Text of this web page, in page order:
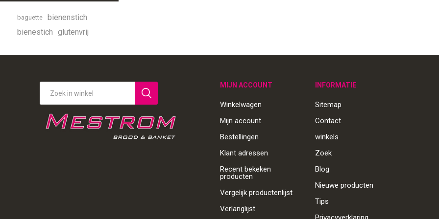
baguette
bienenstich
bienestich glutenvrij
MIJN ACCOUNT
Winkelwagen
Mijn account
Bestellingen
Klant adressen
Recent bekeken
producten
Vergelijk productenlijst
Verlanglijst
INFORMATIE
Sitemap
Contact
winkels
Zoek
Blog
Nieuwe producten
Tips